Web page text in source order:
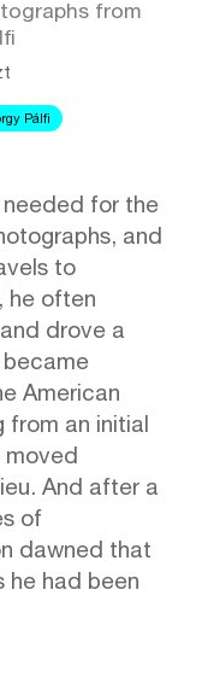
from
Pálfi
for the
and
to
he often
drove a
became
American
an initial
And after a
of
dawned that
he had been